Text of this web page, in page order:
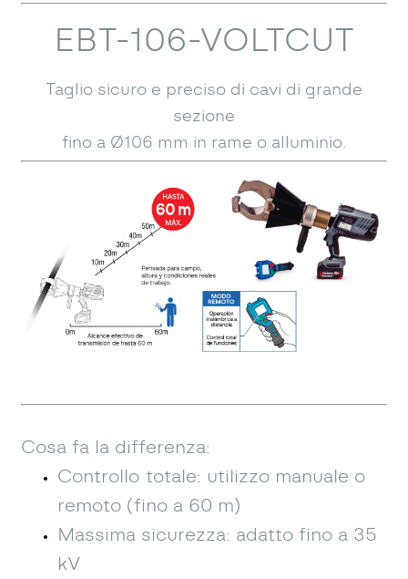
EBT-106-VOLTCUT
Taglio sicuro e preciso di cavi di grande
sezione
fino a Ø106 mm in rame o alluminio.
Cosa fa la differenza:
Controllo totale: utilizzo manuale o
remoto (fino a 60 m)
Massima sicurezza: adatto fino a 35
kV